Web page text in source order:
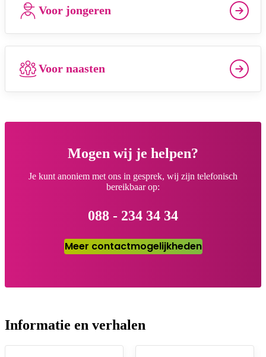
Voor jongeren
Voor naasten
Mogen wij je helpen?
Je kunt anoniem met ons in gesprek, wij zijn telefonisch
bereikbaar op:
088 - 234 34 34
Meer contactmogelijkheden
Informatie en verhalen